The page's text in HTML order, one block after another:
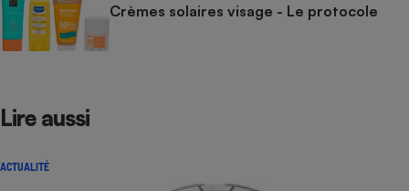
Crèmes solaires visage - Le protocole
Lire aussi
ACTUALITÉ